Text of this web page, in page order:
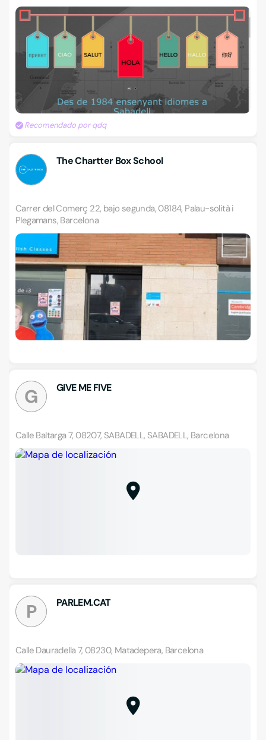
Recomendado por qdq
The Chartter Box School
Carrer del Comerç 22, bajo segunda, 08184, Palau-solità i
Plegamans, Barcelona
G GIVE ME FIVE
Calle Baltarga 7, 08207, SABADELL, SABADELL, Barcelona
P PARLEM.CAT
Calle Dauradella 7, 08230, Matadepera, Barcelona